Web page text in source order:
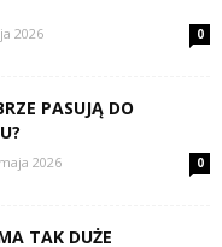
2026 0
PASUJĄ DO
2026 0
TAK DUŻE